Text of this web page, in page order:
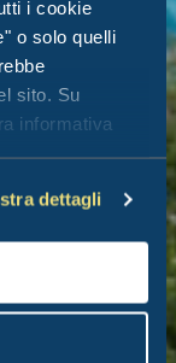
i cookie
o solo quelli
sito. Su
informativa
dettagli